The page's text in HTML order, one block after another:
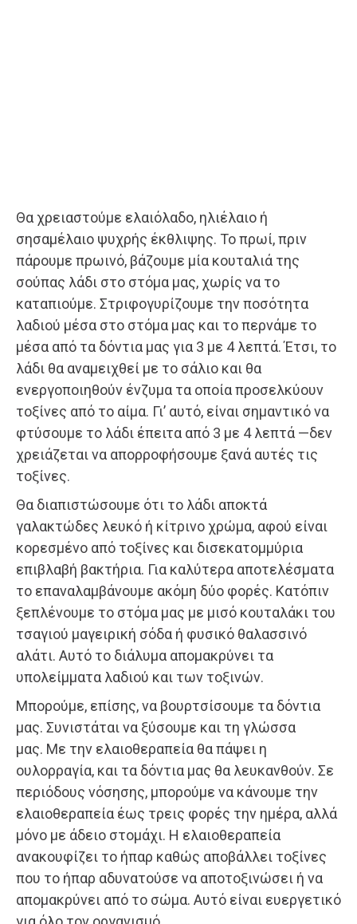
Θα χρειαστούμε ελαιόλαδο, ηλιέλαιο ή
σησαμέλαιο ψυχρής έκθλιψης. Το πρωί, πριν
πάρουμε πρωινό, βάζουμε μία κουταλιά της
σούπας λάδι στο στόμα μας, χωρίς να το
καταπιούμε. Στριφογυρίζουμε την ποσότητα
λαδιού μέσα στο στόμα μας και το περνάμε το
μέσα από τα δόντια μας για 3 με 4 λεπτά. Έτσι, το
λάδι θα αναμειχθεί με το σάλιο και θα
ενεργοποιηθούν ένζυμα τα οποία προσελκύουν
τοξίνες από το αίμα. Γι’ αυτό, είναι σημαντικό να
φτύσουμε το λάδι έπειτα από 3 με 4 λεπτά —δεν
χρειάζεται να απορροφήσουμε ξανά αυτές τις
τοξίνες.
Θα διαπιστώσουμε ότι το λάδι αποκτά
γαλακτώδες λευκό ή κίτρινο χρώμα, αφού είναι
κορεσμένο από τοξίνες και δισεκατομμύρια
επιβλαβή βακτήρια. Για καλύτερα αποτελέσματα
το επαναλαμβάνουμε ακόμη δύο φορές. Κατόπιν
ξεπλένουμε το στόμα μας με μισό κουταλάκι του
τσαγιού μαγειρική σόδα ή φυσικό θαλασσινό
αλάτι. Αυτό το διάλυμα απομακρύνει τα
υπολείμματα λαδιού και των τοξινών.
Μπορούμε, επίσης, να βουρτσίσουμε τα δόντια
μας. Συνιστάται να ξύσουμε και τη γλώσσα
μας. Με την ελαιοθεραπεία θα πάψει η
ουλορραγία, και τα δόντια μας θα λευκανθούν. Σε
περιόδους νόσησης, μπορούμε να κάνουμε την
ελαιοθεραπεία έως τρεις φορές την ημέρα, αλλά
μόνο με άδειο στομάχι. Η ελαιοθεραπεία
ανακουφίζει το ήπαρ καθώς αποβάλλει τοξίνες
που το ήπαρ αδυνατούσε να αποτοξινώσει ή να
απομακρύνει από το σώμα. Αυτό είναι ευεργετικό